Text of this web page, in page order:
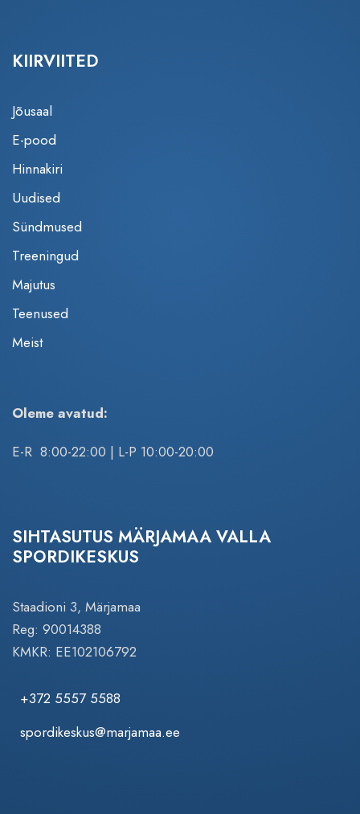
KIIRVIITED
Jõusaal
E-pood
Hinnakiri
Uudised
Sündmused
Treeningud
Majutus
Teenused
Meist
Oleme avatud:
E-R 8:00-22:00 | L-P 10:00-20:00
SIHTASUTUS MÄRJAMAA VALLA
SPORDIKESKUS
Staadioni 3, Märjamaa
Reg: 90014388
KMKR: EE102106792
+372 5557 5588
spordikeskus@marjamaa.ee